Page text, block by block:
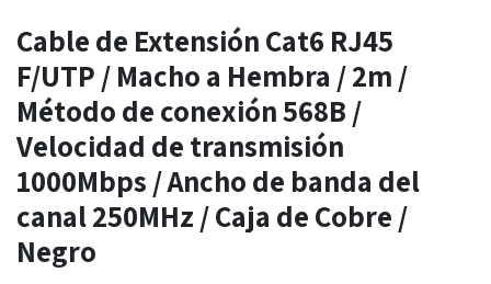
Cable de Extensión Cat6 RJ45
F/UTP / Macho a Hembra / 2m /
Método de conexión 568B /
Velocidad de transmisión
1000Mbps / Ancho de banda del
canal 250MHz / Caja de Cobre /
Negro